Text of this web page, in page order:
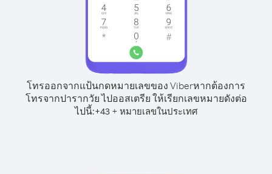
โทรออกจากแป้นกดหมายเลขของ Viberหากต้องการ
โทรจากปารากวัย ไปออสเตรีย ให้เรียกเลขหมายดังต่อ
ไปนี้:+43+ หมายเลขในประเทศ